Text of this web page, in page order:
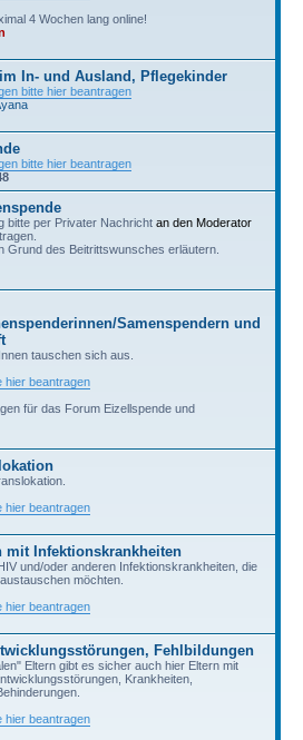
4 Wochen lang online!
In- und Ausland, Pflegekinder
bitte hier beantragen
bitte hier beantragen
bitte per Privater Nachricht an den Moderator
Grund des Beitrittswunsches erläutern.
Samenspendern und
tauschen sich aus.
hier beantragen
für das Forum Eizellspende und
hier beantragen
mit Infektionskrankheiten
und/oder anderen Infektionskrankheiten, die
möchten.
hier beantragen
Fehlbildungen
Eltern gibt es sicher auch hier Eltern mit
Krankheiten,
hier beantragen